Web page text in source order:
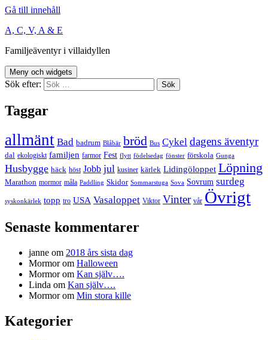
Gå till innehåll
A, C, V, A & E
Familjeäventyr i villaidyllen
Meny och widgets
Sök efter:
Taggar
allmänt Bad badrum Blåbär bröd Bus Cykel dagens äventyr
dal ekologiskt familjen farmor Fest flytt födelsedag fönster förskola Gunga
Husbygge häck höst Jobb jul kusiner kärlek Lidingöloppet Löpning
Marathon mormor måla Paddling Skidor Sommarstuga Sova Sovrum surdeg
syskonkärlek topp tro USA Vasaloppet Viktor Vinter vår Övrigt
Senaste kommentarer
janne om 2018 års sista dag
Mormorom Halloween
Mormorom Kan själv….
Linda om Kan själv….
Mormorom Min stora kille
Kategorier